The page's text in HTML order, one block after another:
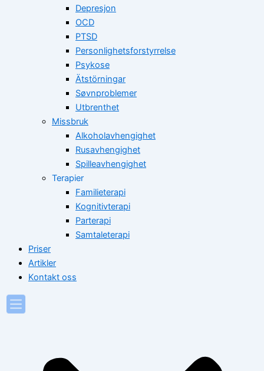
Depresjon
OCD
PTSD
Personlighetsforstyrrelse
Psykose
Ätstörningar
Søvnproblemer
Utbrenthet
Missbruk
Alkoholavhengighet
Rusavhengighet
Spilleavhengighet
Terapier
Familieterapi
Kognitivterapi
Parterapi
Samtaleterapi
Priser
Artikler
Kontakt oss